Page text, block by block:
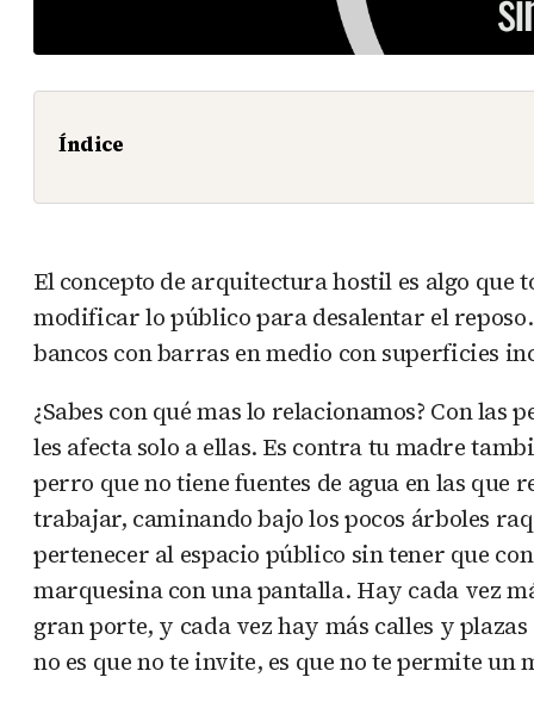
Índice
El concepto de arquitectura hostil es algo que
modificar lo público para desalentar el
bancos con barras en medio con superficies
¿Sabes con qué mas lo relacionamos? Con
les afecta solo a ellas. Es contra tu madre
perro que no tiene fuentes de agua en las
trabajar, caminando bajo los pocos árboles
pertenecer al espacio público sin tener que
marquesina con una pantalla. Hay cada vez
gran porte, y cada vez hay más calles y
no es que no te invite, es que no te permite un